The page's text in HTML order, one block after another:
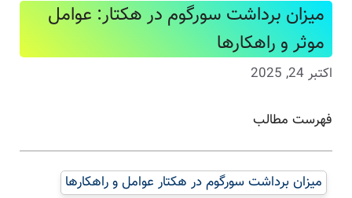
میزان برداشت سورگوم در هکتار: عوامل
موثر و راهکارها
اکتبر 24, 2025
فهرست مطالب
میزان برداشت سورگوم در هکتار عوامل و راهکارها